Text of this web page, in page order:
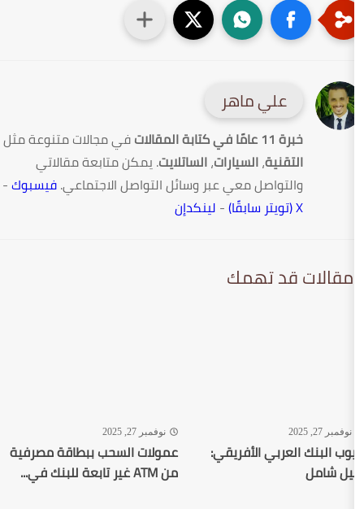
ماهر
في مجالات متنوعة مثل
،الساتلايت. يمكن متابعة مقالاتي
معي عبر وسائل التواصل الاجتماعي.فيسبوك-
لينكدإن
تهمك
الأفريقي:
عمولات السحب ببطاقة مصرفية